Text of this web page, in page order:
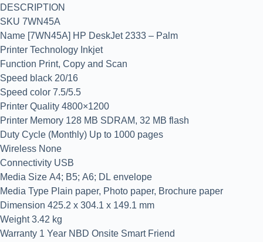
DESCRIPTION
SKU 7WN45A
Name [7WN45A] HP DeskJet 2333 – Palm
Printer Technology Inkjet
Function Print, Copy and Scan
Speed black 20/16
Speed color 7.5/5.5
Printer Quality 4800×1200
Printer Memory 128 MB SDRAM, 32 MB flash
Duty Cycle (Monthly) Up to 1000 pages
Wireless None
Connectivity USB
Media Size A4; B5; A6; DL envelope
Media Type Plain paper, Photo paper, Brochure paper
Dimension 425.2 x 304.1 x 149.1 mm
Weight 3.42 kg
Warranty 1 Year NBD Onsite Smart Friend